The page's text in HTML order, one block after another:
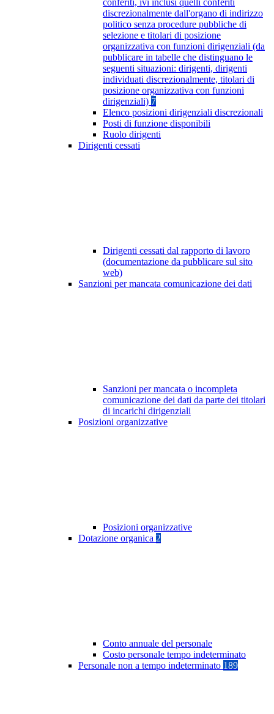
conferiti, ivi inclusi quelli conferiti
discrezionalmente dall'organo di indirizzo
politico senza procedure pubbliche di
selezione e titolari di posizione
organizzativa con funzioni dirigenziali (da
pubblicare in tabelle che distinguano le
seguenti situazioni: dirigenti, dirigenti
individuati discrezionalmente, titolari di
posizione organizzativa con funzioni
dirigenziali) 7
Elenco posizioni dirigenziali discrezionali
Posti di funzione disponibili
Ruolo dirigenti
Dirigenti cessati
Dirigenti cessati dal rapporto di lavoro
(documentazione da pubblicare sul sito
web)
Sanzioni per mancata comunicazione dei dati
Sanzioni per mancata o incompleta
comunicazione dei dati da parte dei titolari
di incarichi dirigenziali
Posizioni organizzative
Posizioni organizzative
Dotazione organica 2
Conto annuale del personale
Costo personale tempo indeterminato
Personale non a tempo indeterminato 189